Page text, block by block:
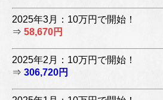
2025年3月：10万円で開始！
⇒ 58,670円
2025年2月：10万円で開始！
⇒ 306,720円